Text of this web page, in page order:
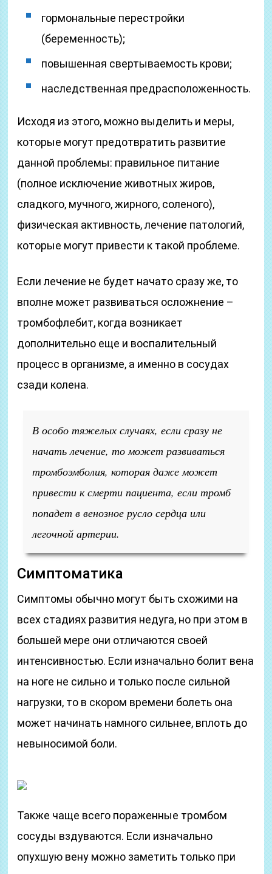
гормональные перестройки
(беременность);
повышенная свертываемость крови;
наследственная предрасположенность.
Исходя из этого, можно выделить и меры,
которые могут предотвратить развитие
данной проблемы: правильное питание
(полное исключение животных жиров,
сладкого, мучного, жирного, соленого),
физическая активность, лечение патологий,
которые могут привести к такой проблеме.
Если лечение не будет начато сразу же, то
вполне может развиваться осложнение –
тромбофлебит, когда возникает
дополнительно еще и воспалительный
процесс в организме, а именно в сосудах
сзади колена.
В особо тяжелых случаях, если сразу не
начать лечение, то может развиваться
тромбоэмболия, которая даже может
привести к смерти пациента, если тромб
попадет в венозное русло сердца или
легочной артерии.
Симптоматика
Симптомы обычно могут быть схожими на
всех стадиях развития недуга, но при этом в
большей мере они отличаются своей
интенсивностью. Если изначально болит вена
на ноге не сильно и только после сильной
нагрузки, то в скором времени болеть она
может начинать намного сильнее, вплоть до
невыносимой боли.
Также чаще всего пораженные тромбом
сосуды вздуваются. Если изначально
опухшую вену можно заметить только при